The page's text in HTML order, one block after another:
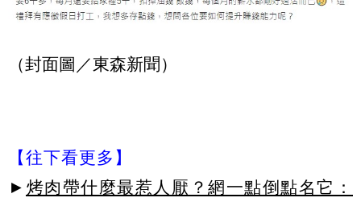
（封面圖／東森新聞）
【往下看更多】
► 烤肉帶什麼最惹人厭？網一點倒點名它：